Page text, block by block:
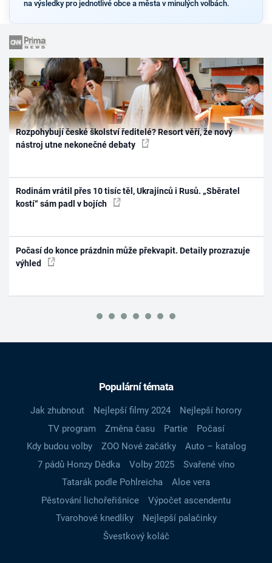
na výsledky pro jednotlivé obce a města v minulých volbách.
Rozpohybují české školství ředitelé? Resort věří, že nový
nástroj utne nekonečné debaty
Rodinám vrátil přes 10 tisíc těl, Ukrajinců i Rusů. „Sběratel
kostí“ sám padl v bojích
Počasí do konce prázdnin může překvapit. Detaily prozrazuje
výhled
Populární témata
Jak zhubnout Nejlepší filmy 2024
Nejlepší horory
TV program
Změna času Partie
Počasí
Kdy budou volby
ZOO Nové začátky
Auto – katalog
7 pádů Honzy Dědka
Volby 2025
Svařené víno
Tatarák podle Pohlreicha
Aloe vera
Pěstování lichořeřišnice
Výpočet ascendentu
Tvarohové knedlíky
Nejlepší palačinky
Švestkový koláč